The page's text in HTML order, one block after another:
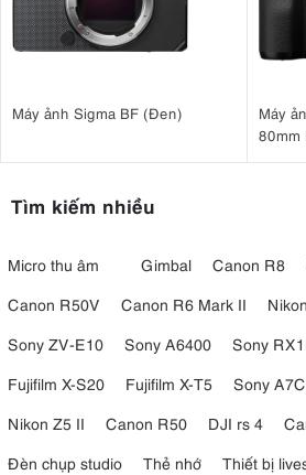
Máy ảnh Sigma BF (Đen)
Máy
80mm
Tìm kiếm nhiều
Micro thu âm Gimbal Canon R8
Canon R50V
Canon R6 Mark II
Sony ZV-E10
Sony A6400 Sony
Fujifilm X-S20
Fujifilm X-T5 Sony
Nikon Z5 II
Canon R50 DJI rs 4
Đèn chụp studio
Thẻ nhớ
Thiết bị